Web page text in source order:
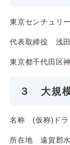
東京センチュリ
代表取締役 浅
東京都千代田区
３ 大規
名称 (仮称)ドラ
所在地 遠賀郡